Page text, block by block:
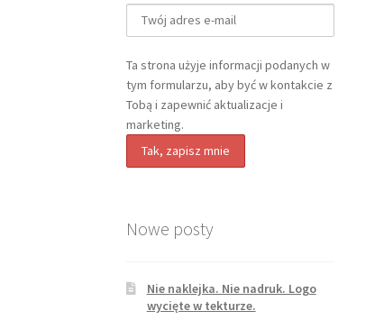
Ta strona użyje informacji podanych w
tym formularzu, aby być w kontakcie z
Tobą i zapewnić aktualizacje i
marketing.
Nowe posty
Nie naklejka. Nie nadruk. Logo
wycięte w tekturze.